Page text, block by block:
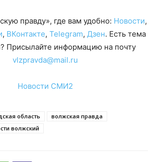
правду», где вам удобно: Новости,
, ВКонтакте, Telegram, Дзен. Есть тема
Присылайте информацию на почту
vlzpravda@mail.ru
Новости СМИ2
область
волжская правда
волжский